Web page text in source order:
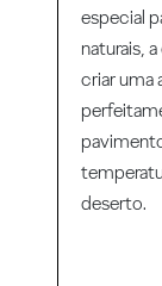
especial
naturais,
criar uma
deserto.